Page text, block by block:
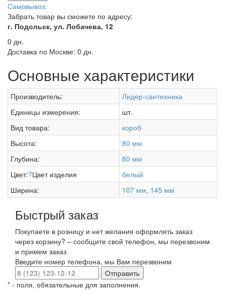
Самовывоз:
Забрать товар вы сможете по адресу:
г. Подольск, ул. Лобачева, 12
0 дн.
Доставка по Москве: 0 дн.
Основные характеристики
Производитель:
Лидер-сантехника
Единицы измерения:
шт.
Вид товара:
короб
Высота:
80 мм
Глубина:
80 мм
Цвет:?Цвет изделия
белый
Ширина:
107 мм, 145 мм
Быстрый заказ
Покупаете в розницу и нет желания оформлять заказ
через корзину? – сообщите свой телефон, мы перезвоним
и примем заказ
Введите номер телефона, мы Вам перезвоним
Отправить
* - поля, обязательные для заполнения.